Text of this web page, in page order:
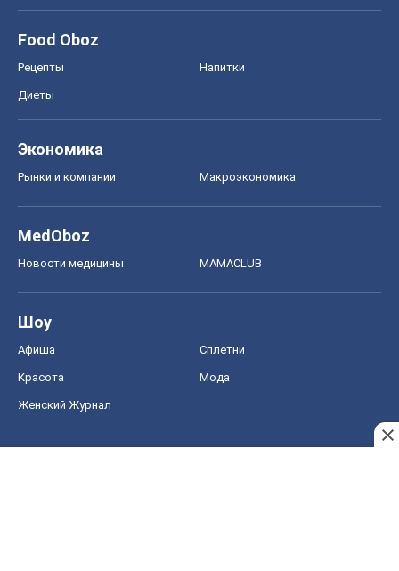
Food Oboz
Рецепты Напитки
Диеты
Экономика
Рынки и компании Mакроэкономика
MedOboz
Новости медицины MAMACLUB
Шоу
Афиша Сплетни
Красота Мода
Женский Журнал